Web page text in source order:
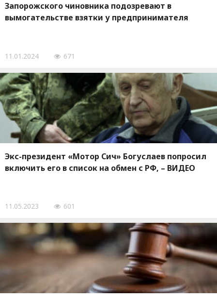
Запорожского чиновника подозревают в
вымогательстве взятки у предпринимателя
11.01.2024 671
Экс-президент «Мотор Сич» Богуслаев попросил
включить его в список на обмен с РФ, – ВИДЕО
11.05.2023 601